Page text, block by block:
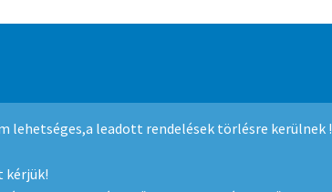
lehetséges,a leadott rendelések törlésre kerülnek !
kérjük!